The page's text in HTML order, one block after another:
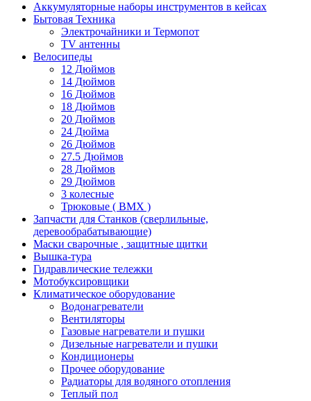
Аккумуляторные наборы инструментов в кейсах
Бытовая Техника
Электрочайники и Термопот
TV антенны
Велосипеды
12 Дюймов
14 Дюймов
16 Дюймов
18 Дюймов
20 Дюймов
24 Дюйма
26 Дюймов
27.5 Дюймов
28 Дюймов
29 Дюймов
3 колесные
Трюковые ( BMX )
Запчасти для Станков (сверлильные,
деревообрабатывающие)
Маски сварочные , защитные щитки
Вышка-тура
Гидравлические тележки
Мотобуксировщики
Климатическое оборудование
Водонагреватели
Вентиляторы
Газовые нагреватели и пушки
Дизельные нагреватели и пушки
Кондиционеры
Прочее оборудование
Радиаторы для водяного отопления
Теплый пол